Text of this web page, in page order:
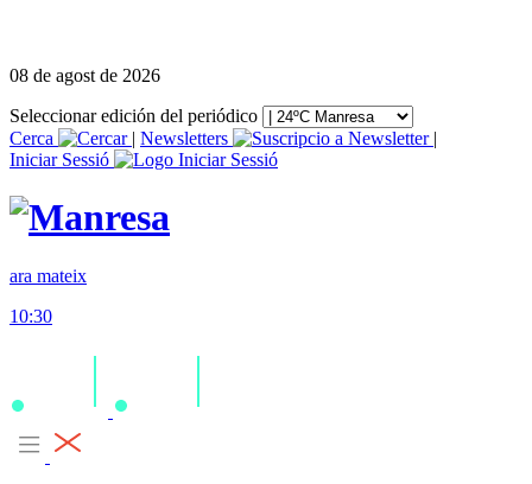
08 de agost de 2026
Seleccionar edición del periódico
Cerca
| Newsletters
|
Iniciar Sessió
ara mateix
10:30